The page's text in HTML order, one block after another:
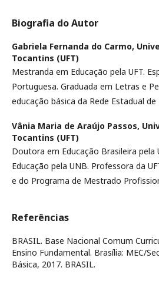
Biografia do Autor
Gabriela Fernanda do Carmo,
Tocantins (UFT)
Mestranda em Educação pela UFT.
Portuguesa. Graduada em Letras e
educação básica da Rede Estadual
Vânia Maria de Araújo Passos,
Tocantins (UFT)
Doutora em Educação Brasileira pela
Educação pela UNB. Professora da
e do Programa de Mestrado
Referências
BRASIL. Base Nacional Comum
Ensino Fundamental. Brasília: MEC/
Básica, 2017. BRASIL.